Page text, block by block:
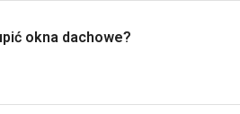
okna dachowe?